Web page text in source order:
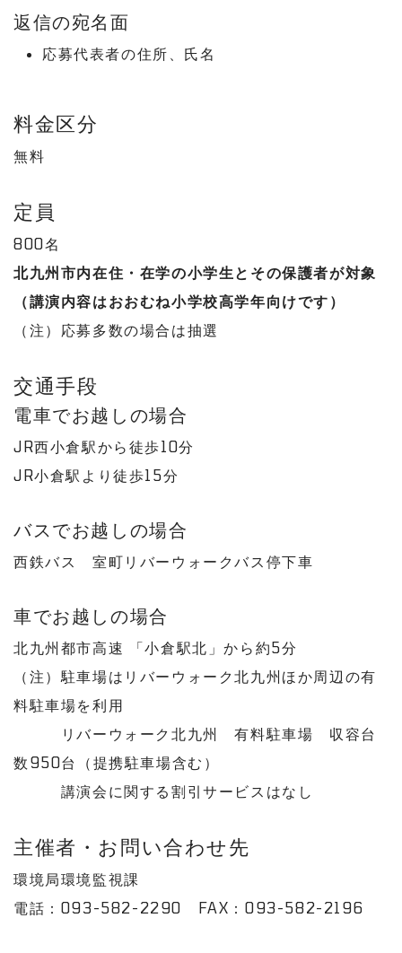
返信の宛名面
応募代表者の住所、氏名
料金区分
無料
定員
800名
北九州市内在住・在学の小学生とその保護者が対象
（講演内容はおおむね小学校高学年向けです）
（注）応募多数の場合は抽選
交通手段
電車でお越しの場合
JR西小倉駅から徒歩10分
JR小倉駅より徒歩15分
バスでお越しの場合
西鉄バス 室町リバーウォークバス停下車
車でお越しの場合
北九州都市高速 「小倉駅北」から約5分
（注）駐車場はリバーウォーク北九州ほか周辺の有
料駐車場を利用
リバーウォーク北九州 有料駐車場 収容台
数950台（提携駐車場含む）
講演会に関する割引サービスはなし
主催者・お問い合わせ先
環境局環境監視課
電話：093-582-2290 FAX：093-582-2196